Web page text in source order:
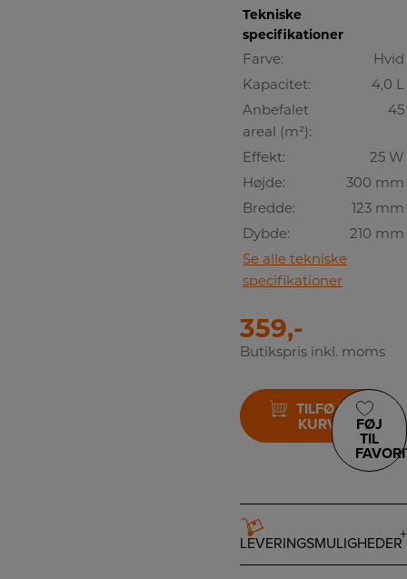
Tekniske
specifikationer
Farve:
Hvid
Kapacitet:
4,0 L
Anbefalet
areal (m²):
45
Effekt:
25 W
Højde:
300 mm
Bredde:
123 mm
Dybde:
210 mm
Se alle tekniske
specifikationer
359,-
Butikspris inkl. moms
TILFØJ TIL
KURV
FØJ
TIL
LEVERINGSMULIGHEDER